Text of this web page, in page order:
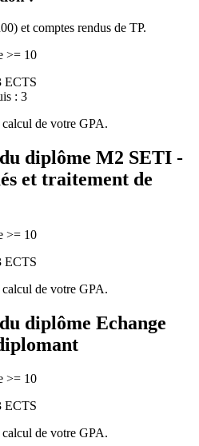
et comptes rendus de TP.
>= 10
ECTS
: 3
de votre GPA.
diplôme M2 SETI -
et traitement de
>= 10
ECTS
de votre GPA.
diplôme Echange
>= 10
ECTS
de votre GPA.